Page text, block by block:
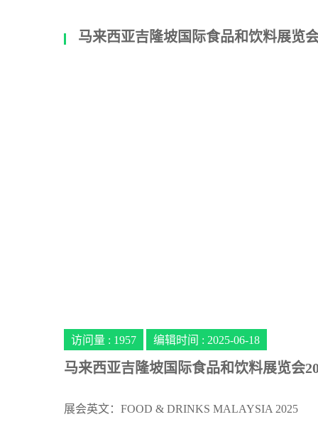
马来西亚吉隆坡国际食品和饮料展览
访问量 : 1957 编辑时间 : 2025-06-18
马来西亚吉隆坡国际食品和饮料展览会
展会英文：FOOD & DRINKS MALAYSIA 2025